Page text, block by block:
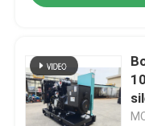
Viaje de la fábrica
Control de calidad
Pida una cita